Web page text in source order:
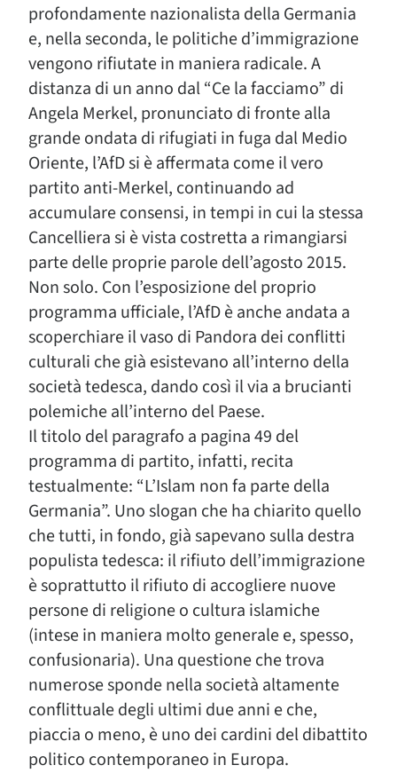
profondamente nazionalista della Germania
e, nella seconda, le politiche d’immigrazione
vengono rifiutate in maniera radicale. A
distanza di un anno dal “Ce la facciamo” di
Angela Merkel, pronunciato di fronte alla
grande ondata di rifugiati in fuga dal Medio
Oriente, l’AfD si è affermata come il vero
partito anti-Merkel, continuando ad
accumulare consensi, in tempi in cui la stessa
Cancelliera si è vista costretta a rimangiarsi
parte delle proprie parole dell’agosto 2015.
Non solo. Con l’esposizione del proprio
programma ufficiale, l’AfD è anche andata a
scoperchiare il vaso di Pandora dei conflitti
culturali che già esistevano all’interno della
società tedesca, dando così il via a brucianti
polemiche all’interno del Paese.
Il titolo del paragrafo a pagina 49 del
programma di partito, infatti, recita
testualmente: “L’Islam non fa parte della
Germania”. Uno slogan che ha chiarito quello
che tutti, in fondo, già sapevano sulla destra
populista tedesca: il rifiuto dell’immigrazione
è soprattutto il rifiuto di accogliere nuove
persone di religione o cultura islamiche
(intese in maniera molto generale e, spesso,
confusionaria). Una questione che trova
numerose sponde nella società altamente
conflittuale degli ultimi due anni e che,
piaccia o meno, è uno dei cardini del dibattito
politico contemporaneo in Europa.